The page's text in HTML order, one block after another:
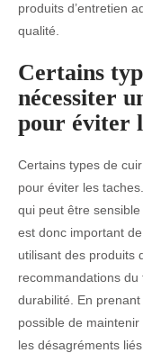
produits d’entretien
qualité.
Certains
nécessiter
pour éviter
Certains types de
pour éviter les
qui peut être
est donc important
utilisant des produits
recommandations
durabilité. En
possible de
les désagréments